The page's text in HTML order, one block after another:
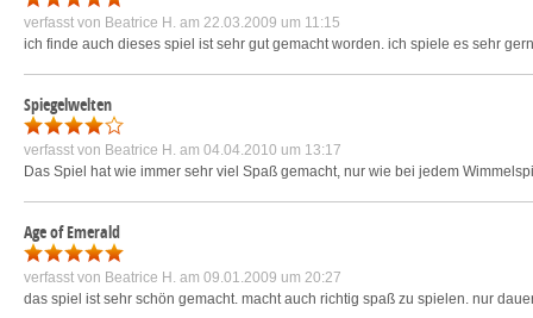
verfasst von Beatrice H. am 22.03.2009 um 11:15
ich finde auch dieses spiel ist sehr gut gemacht worden. ich spiele es sehr
Spiegelwelten
verfasst von Beatrice H. am 04.04.2010 um 13:17
Das Spiel hat wie immer sehr viel Spaß gemacht, nur wie bei jedem
Age of Emerald
verfasst von Beatrice H. am 09.01.2009 um 20:27
das spiel ist sehr schön gemacht. macht auch richtig spaß zu spielen. nur